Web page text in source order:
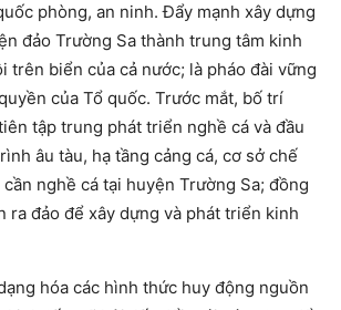
phòng, an ninh. Đẩy mạnh xây dựng
đảo Trường Sa thành trung tâm kinh
trên biển của cả nước; là pháo đài vững
của Tổ quốc. Trước mắt, bố trí
tập trung phát triển nghề cá và đầu
âu tàu, hạ tầng cảng cá, cơ sở chế
nghề cá tại huyện Trường Sa; đồng
ra đảo để xây dựng và phát triển kinh
hóa các hình thức huy động nguồn